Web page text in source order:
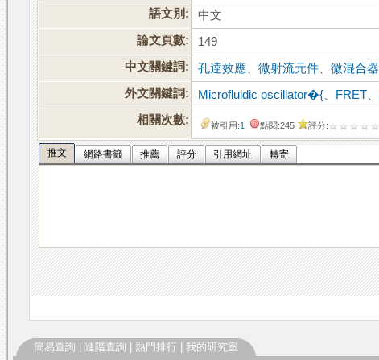
語文別:
中文
論文頁數:
149
中文關鍵詞:
孔逹效應 、微射流元件 、微混合器
外文關鍵詞:
Microfluidic oscillator�{ FRET
相關次數:
被引用:1 點閱:245 評分:
推文 網路書籤 推薦 評分 引用網址 轉寄
簡易查詢 進階查詢 熱門排行 我的研究室